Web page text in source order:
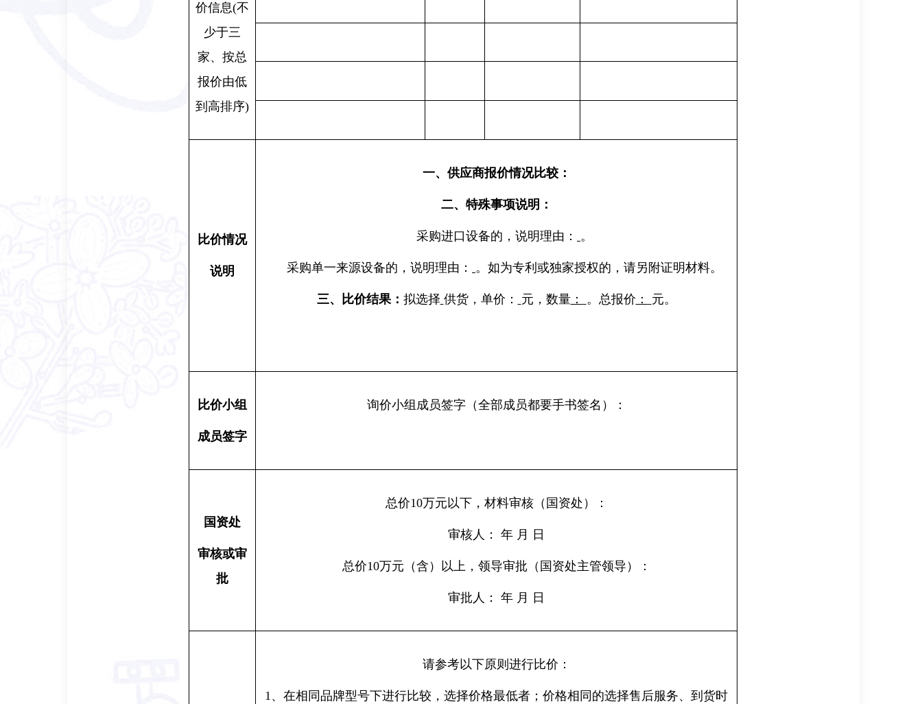
价信息(不
少于三
家、按总
报价由低
到高排序)
比价情况
说明
一、供应商报价情况比较：
二、 特殊事项说明：
采购进口设备的， 说明理由 ： 。
采购单一来源设备的， 说明理由： 。 如为专利或独家授权的， 请另 附证明材料。
三、 比价结果： 拟选择 供货， 单价： 元， 数量： 。 总报价 ： 元。
比价小组
成员签字
询价小组成员签字（全部成员都要手书签名 ） ：
国资处
审核或审
批
总价10万元以下，材料审核（ 国资处） ：
审核人： 年 月 日
总价10万元（含）以上，领导审批（ 国资处主管领导） ：
审批人 ： 年 月 日
请参考以下原则进行比价：
1、在相同品牌型号下进行比较，选择价格最低者；价格相同的选择售后服务、到货时